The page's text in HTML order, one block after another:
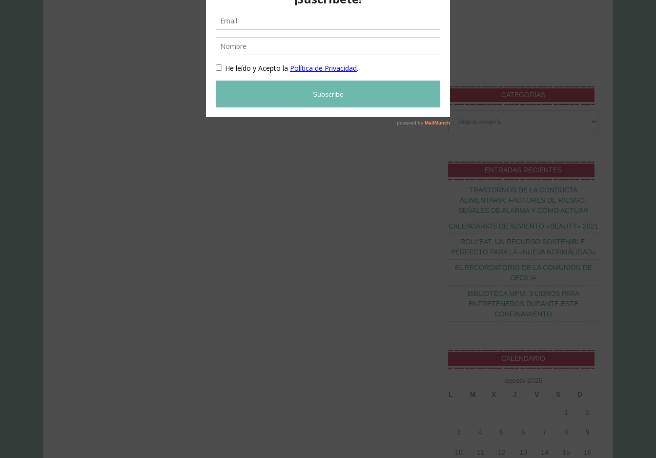
CATEGORÍAS
ENTRADAS RECIENTES
TRASTORNOS DE LA CONDUCTA
ALIMENTARIA: FACTORES DE RIESGO,
SEÑALES DE ALARMA Y CÓMO ACTUAR
CALENDARIOS DE ADVIENTO «BEAUTY» 2021
ROLL’EAT, UN RECURSO SOSTENIBLE,
PERFECTO PARA LA «NUEVA NORMALIDAD»
EL RECORDATORIO DE LA COMUNIÓN DE
CECILIA
BIBLIOTECA MPM: 3 LIBROS PARA
ENTRETENEROS DURANTE ESTE
CONFINAMIENTO
CALENDARIO
agosto 2026
L
M X J V S D
1 2
3 4 5 6 7 8 9
10 11 12 13 14 15 16